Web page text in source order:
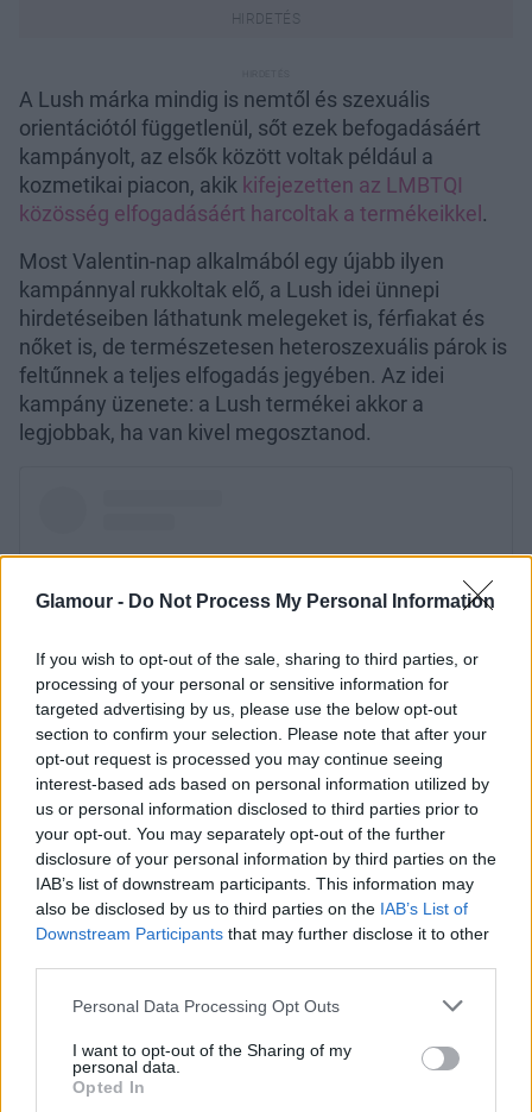
Glamour - Do Not Process My Personal Information
If you wish to opt-out of the sale, sharing to third parties, or
processing of your personal or sensitive information for
targeted advertising by us, please use the below opt-out
section to confirm your selection. Please note that after your
opt-out request is processed you may continue seeing
interest-based ads based on personal information utilized by
us or personal information disclosed to third parties prior to
your opt-out. You may separately opt-out of the further
disclosure of your personal information by third parties on the
IAB’s list of downstream participants. This information may
also be disclosed by us to third parties on the IAB’s List of
Downstream Participants that may further disclose it to other
Please note that this website/app uses one or more Google
not limited to your visit or usage behaviour. You may click to
grant or deny consent to Google and its third-party tags to
use your data for below specified purposes in below Google
Personal Data Processing Opt Outs
I want to opt-out of the Sharing of my
personal data.
Opted In
A Lush márka mindig is nemtől és szexuális
orientációtól függetlenül, sőt ezek befogadásáért
kampányolt, az elsők között voltak például a
kozmetikai piacon, akik kifejezetten az LMBTQI
közösség elfogadásáért harcoltak a termékeikkel .
Most Valentin-nap alkalmából egy újabb ilyen
kampánnyal rukkoltak elő, a Lush idei ünnepi
hirdetéseiben láthatunk melegeket is, férfiakat és
nőket is, de természetesen heteroszexuális párok is
feltűnnek a teljes elfogadás jegyében. Az idei
kampány üzenete: a Lush termékei akkor a
legjobbak, ha van kivel megosztanod.